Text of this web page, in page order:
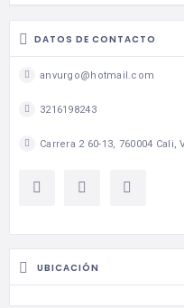
DATOS DE CONTACTO
anvurgo@hotmail.com
3216198243
Carrera 2 60-13, 760004
UBICACIÓN